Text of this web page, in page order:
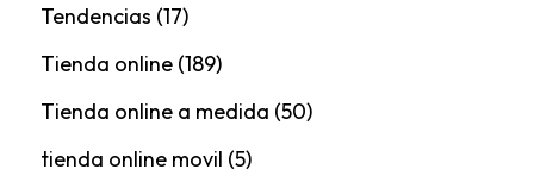
Tendencias (17)
Tienda online(189)
Tienda online a medida (50)
tienda online movil (5)